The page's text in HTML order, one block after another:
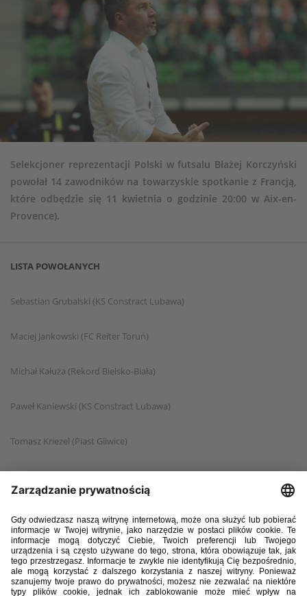
Selekcjoner reprezentacji Polski w futsalu Błażej Korczyński
powołał 14 zawodników na towarzyskie spotkanie z Francją,
które odbędzie się 11 kwietnia o godzinie 20:00 w Aix-en-
Provence).
LISTA POWOŁANYCH
Sebastian Grubalski (KS Constract Lubawa)
Maciej Jankowski (FC Reiter Toruń)
Michał Kałuża (Rekord Bielsko-Biała)
Paweł Kaniewski (KS Constract Lubawa)
Tomasz Kriezel (Piast Gliwice)
Kacper Pawlus (Rekord Bielsko-Biała)
Rajmund Siecla (GI Malepszy Leszno)